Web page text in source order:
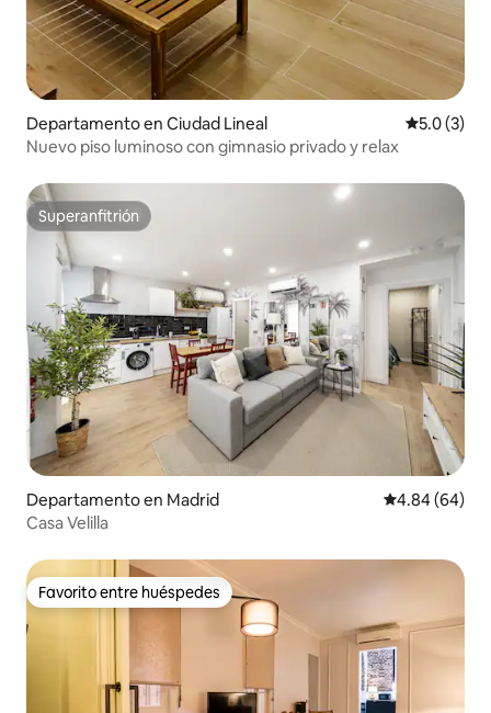
Departamento en Ciudad Lineal
5.0 (3)
Nuevo piso luminoso con gimnasio privado y relax
Superanfitrión
Superanfitrión
Departamento en Madrid Calificación
4.84 (64)
Casa Velilla
Favorito entre huéspedes
Favorito entre huéspedes